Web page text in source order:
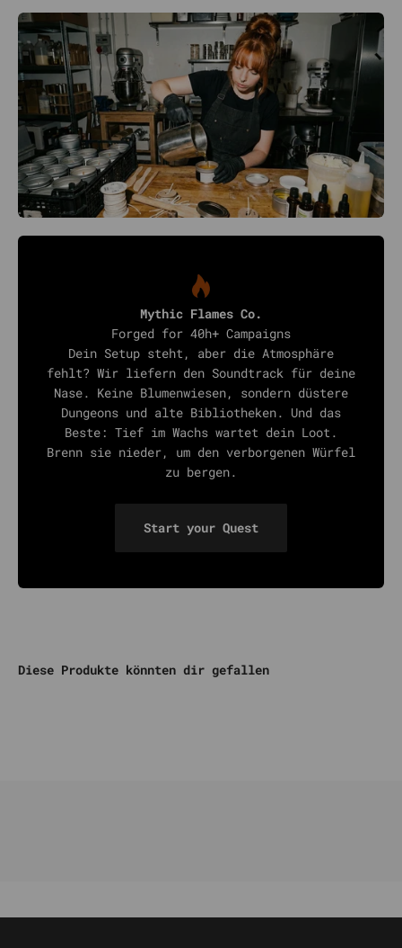
Mythic Flames Co.
Forged for 40h+ Campaigns
Dein Setup steht, aber die Atmosphäre
fehlt? Wir liefern den Soundtrack für deine
Nase. Keine Blumenwiesen, sondern düstere
Dungeons und alte Bibliotheken. Und das
Beste: Tief im Wachs wartet dein Loot.
Brenn sie nieder, um den verborgenen Würfel
zu bergen.
Start your Quest
Diese Produkte könnten dir gefallen